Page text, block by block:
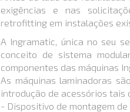
exigências e nas
retrofitting em instalações
A Ingramatic, única no seu
conceito de sistema
componentes das máquinas
As máquinas laminadoras
introdução de acessórios tais
- Dispositivo de montagem de